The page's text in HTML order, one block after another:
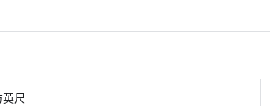
尺